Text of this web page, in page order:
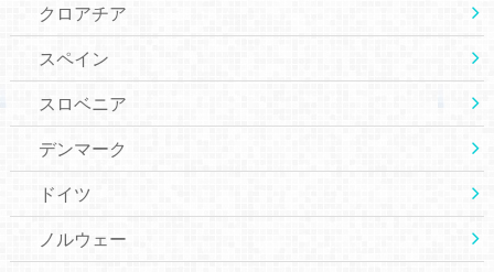
クロアチア
スペイン
スロベニア
デンマーク
ドイツ
ノルウェー